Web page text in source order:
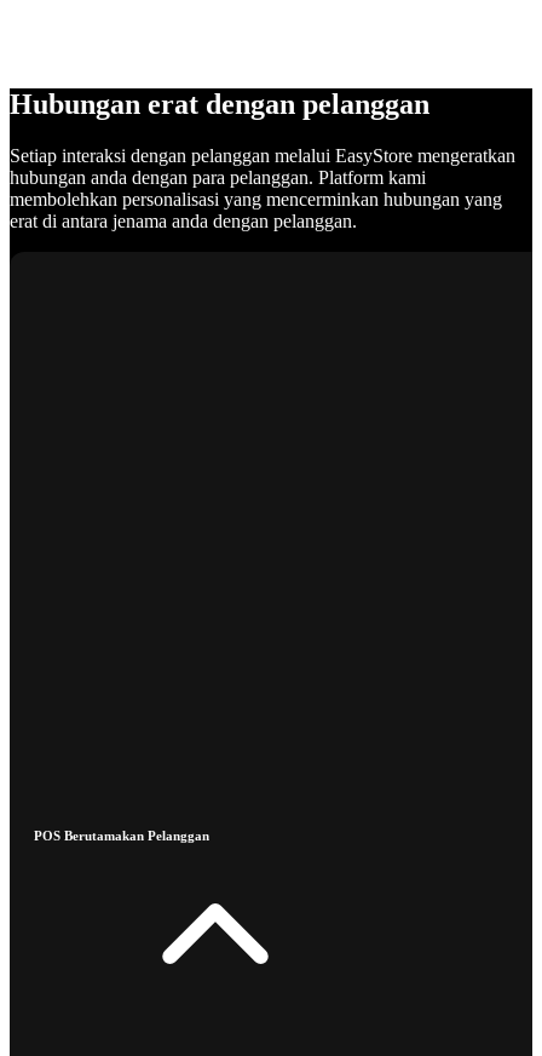
Hubungan erat dengan pelanggan
Setiap interaksi dengan pelanggan melalui EasyStore mengeratkan
hubungan anda dengan para pelanggan. Platform kami
membolehkan personalisasi yang mencerminkan hubungan yang
erat di antara jenama anda dengan pelanggan.
POS Berutamakan Pelanggan